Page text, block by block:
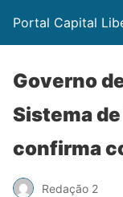
Portal Capital
Governo
Sistema
confirma
Redação 2